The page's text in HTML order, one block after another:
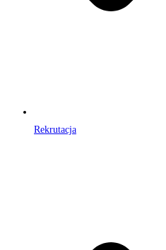
Rekrutacja